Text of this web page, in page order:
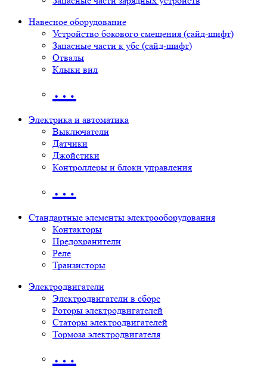
Навесное оборудование
Устройство бокового смещения (сайд-шифт)
Запасные части к убс (сайд-шифт)
Отвалы
Клыки вил
…
Электрика и автоматика
Выключатели
Датчики
Джойстики
Контроллеры и блоки управления
…
Стандартные элементы электрооборудования
Контакторы
Предохранители
Реле
Транзисторы
Электродвигатели
Электродвигатели в сборе
Роторы электродвигателей
Статоры электродвигателей
Тормоза электродвигателя
…